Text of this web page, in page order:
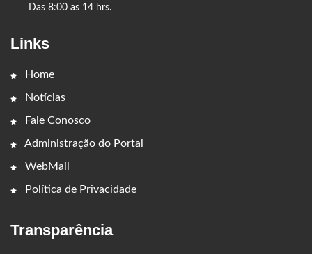
Das 8:00 as 14 hrs.
Links
Home
Notícias
Fale Conosco
Administração do Portal
WebMail
Política de Privacidade
Transparência